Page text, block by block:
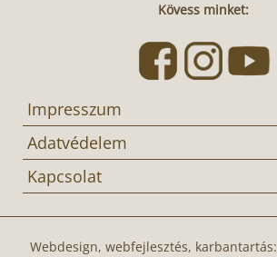
Kövess minket:
Impresszum
Adatvédelem
Kapcsolat
Webdesign, webfejlesztés, karbantartás: